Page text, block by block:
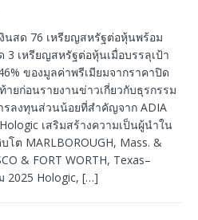
นสด 76 เหรียญสหรัฐต่อหุ้นพร้อม
3 เหรียญสหรัฐต่อหุ้นเมื่อบรรลุเป้า
ของมูลค่าพรีเมียมจากราคาปิด
ยก่อนรายงานข่าวเกี่ยวกับธุรกรรม
รลงทุนส่วนน้อยที่สำคัญจาก ADIA
เสริมสร้างความเป็นผู้นำใน
ต MARLBOROUGH, Mass. &
& FORT WORTH, Texas–
2025 Hologic, […]